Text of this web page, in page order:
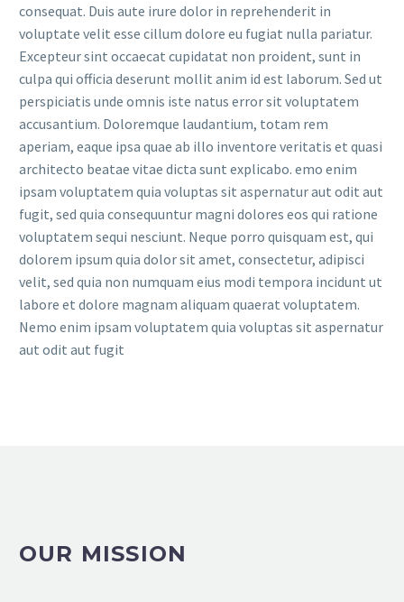
consequat. Duis aute irure dolor in reprehenderit in
voluptate velit esse cillum dolore eu fugiat nulla pariatur.
Excepteur sint occaecat cupidatat non proident, sunt in
culpa qui officia deserunt mollit anim id est laborum. Sed ut
perspiciatis unde omnis iste natus error sit voluptatem
accusantium. Doloremque laudantium, totam rem
aperiam, eaque ipsa quae ab illo inventore veritatis et quasi
architecto beatae vitae dicta sunt explicabo. emo enim
ipsam voluptatem quia voluptas sit aspernatur aut odit aut
fugit, sed quia consequuntur magni dolores eos qui ratione
voluptatem sequi nesciunt. Neque porro quisquam est, qui
dolorem ipsum quia dolor sit amet, consectetur, adipisci
velit, sed quia non numquam eius modi tempora incidunt ut
labore et dolore magnam aliquam quaerat voluptatem.
Nemo enim ipsam voluptatem quia voluptas sit aspernatur
aut odit aut fugit
OUR MISSION